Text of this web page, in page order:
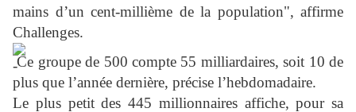
mains d’un cent-millième de la population", affirme
Challenges.
Ce groupe de 500 compte 55 milliardaires, soit 10 de
plus que l’année dernière, précise l’hebdomadaire.
Le plus petit des 445 millionnaires affiche, pour sa